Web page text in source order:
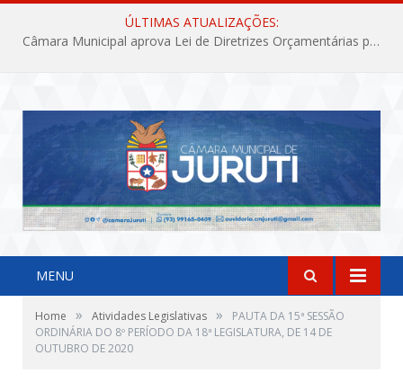
ÚLTIMAS ATUALIZAÇÕES:
Câmara Municipal aprova Lei de Diretrizes Orçamentárias para o exercício financeiro de 2027
MENU
Home » Atividades Legislativas »
PAUTA DA 15ª SESSÃO
ORDINÁRIA DO 8º PERÍODO DA 18ª LEGISLATURA, DE 14 DE
OUTUBRO DE 2020